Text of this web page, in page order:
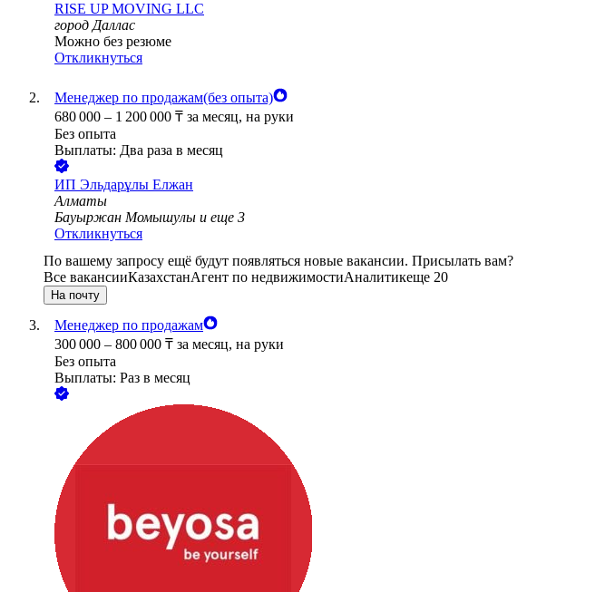
RISE UP MOVING LLC
город Даллас
Можно без резюме
Откликнуться
Менеджер по продажам(без опыта)
680 000 – 1 200 000 ₸ за месяц, на руки
Без опыта
Выплаты: Два раза в месяц
ИП Эльдарұлы Елжан
Алматы
Бауыржан Момышулы и еще 3
Откликнуться
По вашему запросу ещё будут появляться новые вакансии. Присылать вам?
Все вакансииКазахстанАгент по недвижимостиАналитикеще 20
На почту
Менеджер по продажам
300 000 – 800 000 ₸ за месяц, на руки
Без опыта
Выплаты: Раз в месяц